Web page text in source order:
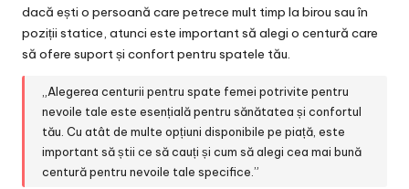
dacă ești o persoană care petrece mult timp la birou sau în
poziții statice, atunci este important să alegi o centură care
să ofere suport și confort pentru spatele tău.
„Alegerea centurii pentru spate femei potrivite pentru
nevoile tale este esențială pentru sănătatea și confortul
tău. Cu atât de multe opțiuni disponibile pe piață, este
important să știi ce să cauți și cum să alegi cea mai bună
centură pentru nevoile tale specifice.”